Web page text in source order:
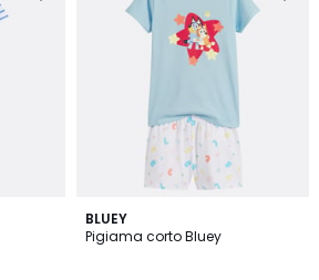
BLUEY
Pigiama corto Bluey